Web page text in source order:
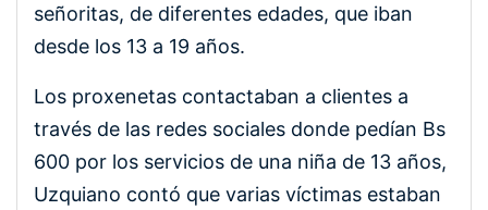
señoritas, de diferentes edades, que iban
desde los 13 a 19 años.
Los proxenetas contactaban a clientes a
través de las redes sociales donde pedían Bs
600 por los servicios de una niña de 13 años,
Uzquiano contó que varias víctimas estaban